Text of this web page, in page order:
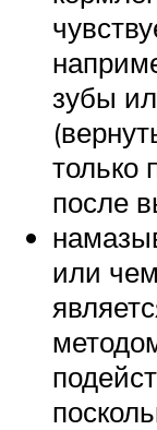
зубы
только
после
или